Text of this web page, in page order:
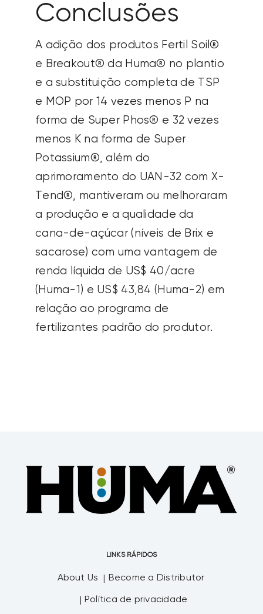
Conclusões
A adição dos produtos Fertil Soil®
e Breakout® da Huma® no plantio
e a substituição completa de TSP
e MOP por 14 vezes menos P na
forma de Super Phos® e 32 vezes
menos K na forma de Super
Potassium®, além do
aprimoramento do UAN-32 com X-
Tend®, mantiveram ou melhoraram
a produção e a qualidade da
cana-de-açúcar (níveis de Brix e
sacarose) com uma vantagem de
renda líquida de US$ 40/acre
(Huma-1) e US$ 43,84 (Huma-2) em
relação ao programa de
fertilizantes padrão do produtor.
LINKS RÁPIDOS
About Us Become a Distributor
Política de privacidade